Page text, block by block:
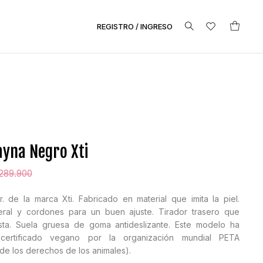
REGISTRO / INGRESO
Negro Xti
de la marca Xti. Fabricado en material que imita la piel.
y cordones para un buen ajuste. Tirador trasero que
Suela gruesa de goma antideslizante. Este modelo ha
vegano por la organización mundial PETA
los derechos de los animales).